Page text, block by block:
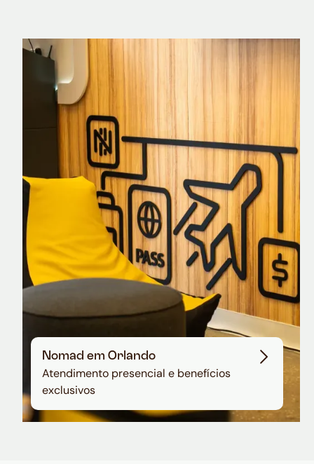
Nomad Explorer
Cartão de crédito brasileiro com cashback
em dólar
Nomad em Orlando
Atendimento presencial e benefícios
exclusivos